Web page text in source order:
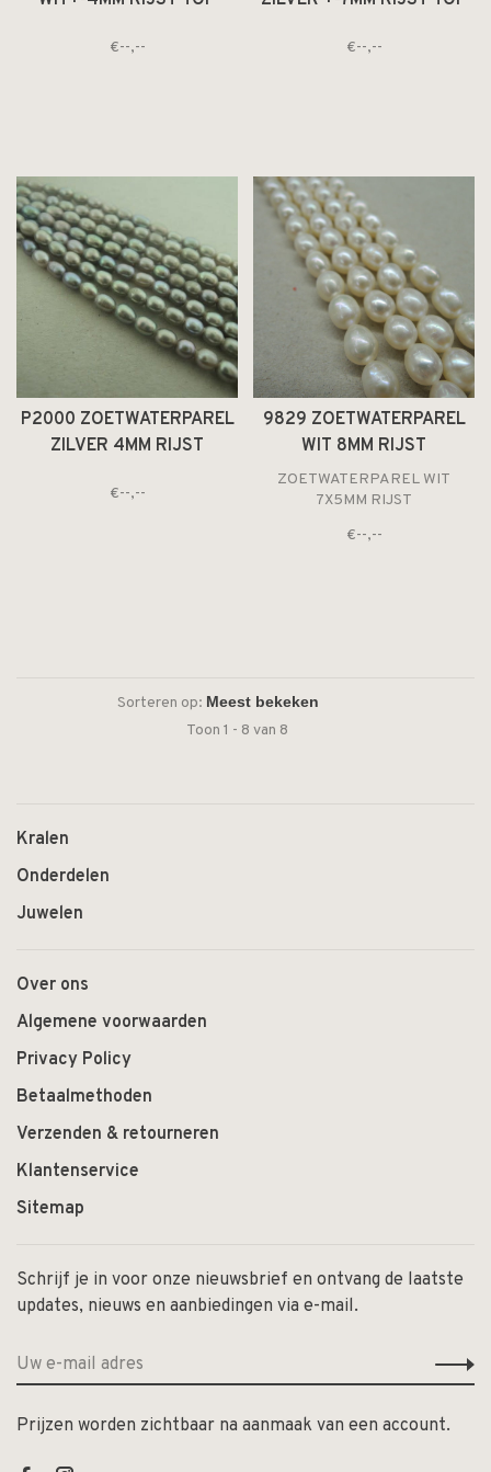
€--,-- €--,--
P2000 ZOETWATERPAREL
ZILVER 4MM RIJST
€--,--
9829 ZOETWATERPAREL
WIT 8MM RIJST
ZOETWATERPAREL WIT
7X5MM RIJST
€--,--
Sorteren op:
Toon 1 - 8 van 8
Kralen
Onderdelen
Juwelen
Over ons
Algemene voorwaarden
Privacy Policy
Betaalmethoden
Verzenden & retourneren
Klantenservice
Sitemap
Schrijf je in voor onze nieuwsbrief en ontvang de laatste
updates, nieuws en aanbiedingen via e-mail.
Prijzen worden zichtbaar na aanmaak van een account.